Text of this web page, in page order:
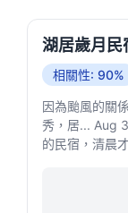
湖居歲月
相關性: 90%
因為颱風的關
秀，居... Aug
的民宿，清晨